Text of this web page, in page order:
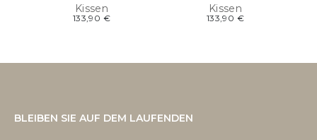
Kissen
133,90 €
Kissen
133,90 €
BLEIBEN SIE AUF DEM LAUFENDEN